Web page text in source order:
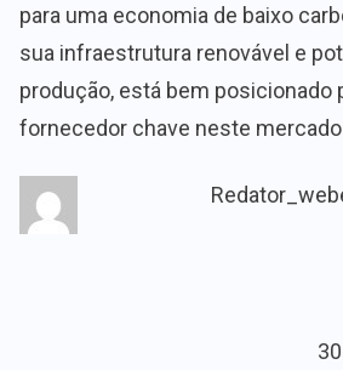
para uma economia de baixo
sua infraestrutura renovável e
produção, está bem posicionado
fornecedor chave neste